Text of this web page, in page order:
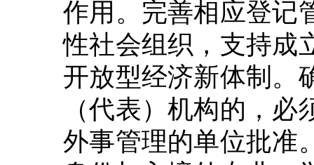
作用。完善相应登记
性社会组织，支持成
开放型经济新体制。
（代表）机构的，
外事管理的单位批准